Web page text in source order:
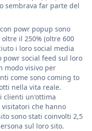
sembrava far parte del
powr popup sono
il 250% (oltre 600
i loro social media
social feed sul loro
modo visivo per
come sono coming to
nella vita reale.
clienti un'ottima
che hanno
sono stati coinvolti 2,5
sul loro sito.